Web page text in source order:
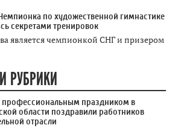
по художественной гимнастике
секретами тренировок
является чемпионкой СНГ и призером
РУБРИКИ
профессиональным праздником в
области поздравили работников
отрасли